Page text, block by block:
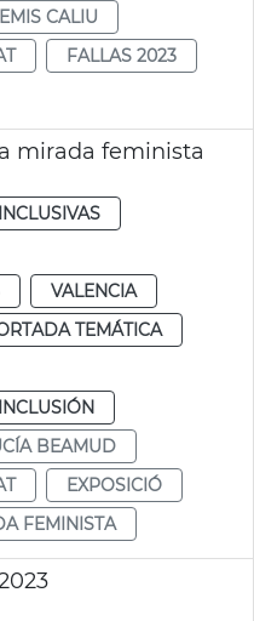
CALIU
FALLAS 2023
mirada feminista
VALENCIA
TEMÁTICA
BEAMUD
EXPOSICIÓ
FEMINISTA